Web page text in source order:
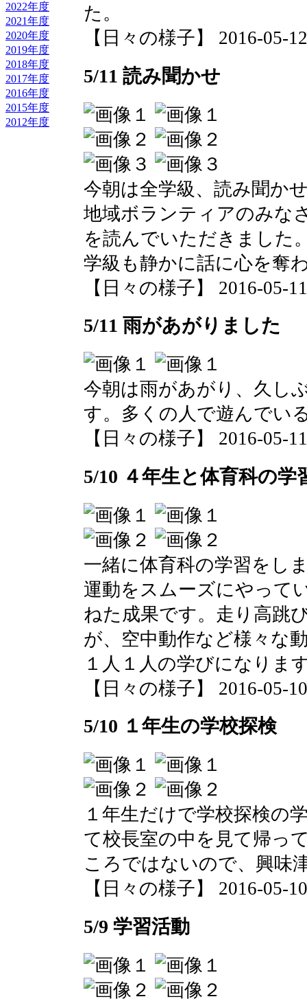
2022年度
2021年度
2020年度
2019年度
2018年度
2017年度
2016年度
2015年度
2012年度
た。
【日々の様子】 2016-05-
5/11 読み聞かせ
今朝は全学級、読み聞か
地域ボランティアのみな
を読んでいただきました
学級も静かに話に心を奪
【日々の様子】 2016-05-
5/11 雨があがりました
今朝は雨があがり、久し
す。多くの人で遊んでい
【日々の様子】 2016-05-
5/10 ４年生と体育科の学
一緒に体育科の学習をし
運動をスムーズにやって
ねた成果です。走り高跳
が、空中動作など様々な
１人１人の学びになりま
【日々の様子】 2016-05-
5/10 １年生の学校探検
１年生だけで学校探検の
て校長室の中を見て帰っ
ころではないので、興味
【日々の様子】 2016-05-
5/9 学習活動